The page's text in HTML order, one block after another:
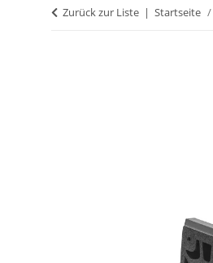
Zurück zur Liste Startseite